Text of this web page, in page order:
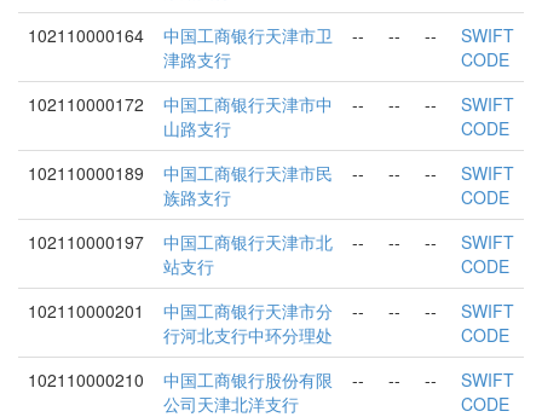
102110000164
中国工商银行天津市卫
津路支行
-- -- --
SWIFT
CODE
102110000172
中国工商银行天津市中
山路支行
-- -- --
SWIFT
CODE
102110000189
中国工商银行天津市民
族路支行
-- -- --
SWIFT
CODE
102110000197
中国工商银行天津市北
站支行
-- -- --
SWIFT
CODE
102110000201
中国工商银行天津市分
行河北支行中环分理处
-- -- --
SWIFT
CODE
102110000210
中国工商银行股份有限
公司天津北洋支行
-- -- --
SWIFT
CODE